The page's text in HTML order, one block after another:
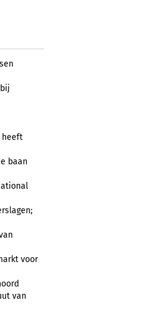
heeft
baan
voor
van